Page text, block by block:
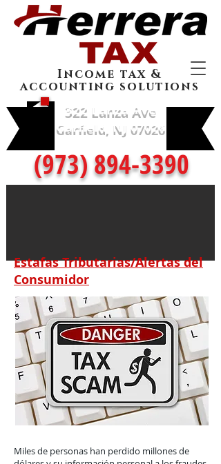
322 Lanza Ave
Garfield, NJ 07026
(973) 894-3390
Income tax &
accounting solutions
Estafas Tributarias/Alertas del
Consumidor
Miles de personas han perdido millones de